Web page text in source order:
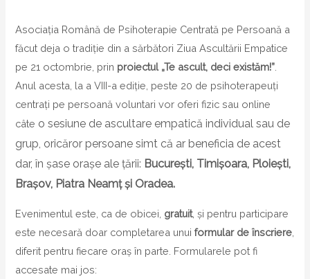
Asociația Română de Psihoterapie Centrată pe Persoană a
făcut deja o tradiție din a sărbători Ziua Ascultării Empatice
pe 21 octombrie, prin proiectul „Te ascult, deci existăm!”
Anul acesta, la a VIII-a ediție, peste 20 de psihoterapeuți
centrați pe persoană voluntari vor oferi fizic sau online
câte o sesiune de ascultare empatică individual sau de
grup, oricăror persoane simt că ar beneficia de acest
dar, în șase orașe ale țării: București, Timișoara, Ploiești,
Brașov, Piatra Neamț și Oradea.
Evenimentul este, ca de obicei, gratuit, și pentru participare
este necesară doar completarea unuiformular de înscriere
diferit pentru fiecare oraș în parte. Formularele pot fi
accesate mai jos: